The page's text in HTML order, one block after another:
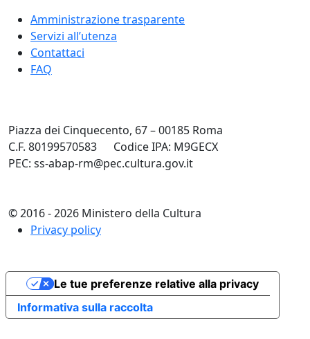
Amministrazione trasparente
Servizi all’utenza
Contattaci
FAQ
Piazza dei Cinquecento, 67 – 00185 Roma
C.F. 80199570583
Codice IPA: M9GECX
PEC: ss-abap-rm@pec.cultura.gov.it
© 2016 - 2026 Ministero della Cultura
Privacy policy
Informativa sulla raccolta
Le tue preferenze relative alla privacy